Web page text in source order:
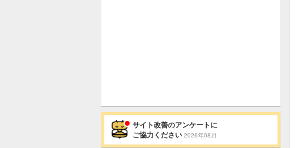
サイト改善のアンケートに
ご協力ください 2026年08月